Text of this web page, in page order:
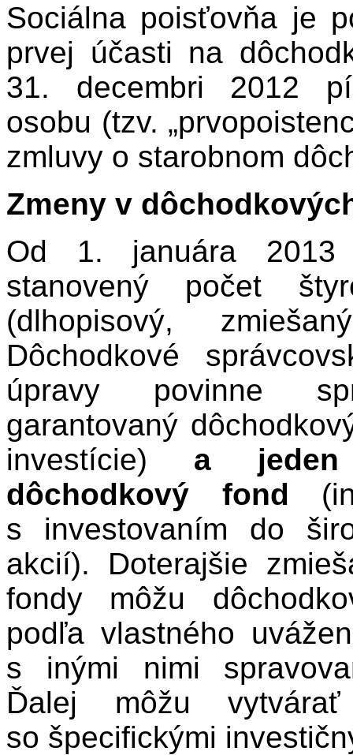
Sociálna poisťovňa je
prvej účasti na
31. decembri 2012
osobu (tzv.
zmluvy o starobnom
Zmeny v
Od 1. januára
stanovený počet
(dlhopisový,
Dôchodkové
úpravy povinne
garantovaný
investície) a jeden
dôchodkový fond
s investovaním do
akcií). Doterajšie
fondy môžu
podľa vlastného
s inými nimi
Ďalej môžu
so špecifickými